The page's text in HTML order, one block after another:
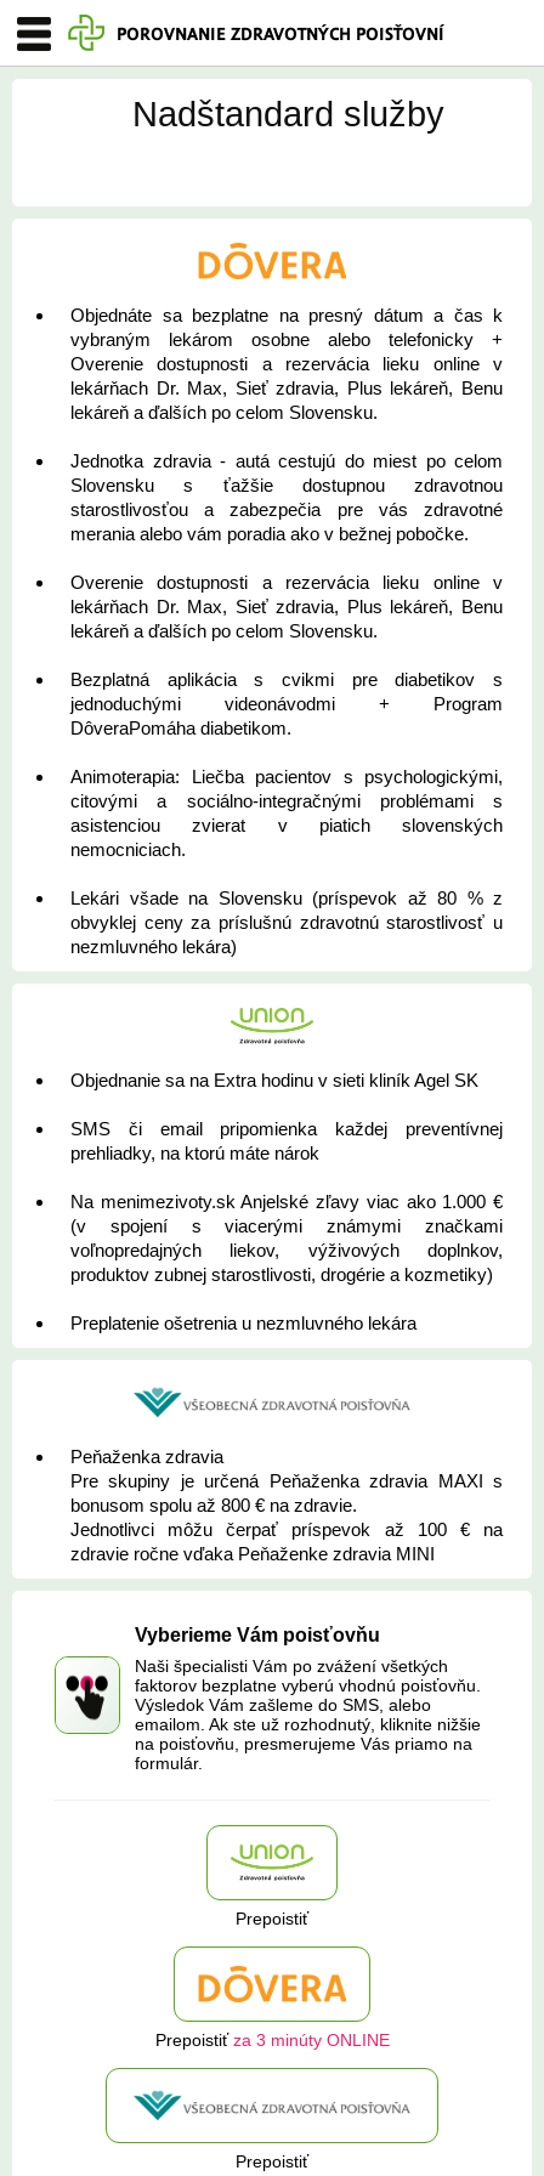
POROVNANIE ZDRAVOTNÝCH POISŤOVNÍ
Nadštandard služby
Objednáte sa bezplatne na presný dátum a čas k
vybraným lekárom osobne alebo telefonicky +
Overenie dostupnosti a rezervácia lieku online v
lekárňach Dr. Max, Sieť zdravia, Plus lekáreň, Benu
lekáreň a ďalších po celom Slovensku.
Jednotka zdravia - autá cestujú do miest po celom
Slovensku s ťažšie dostupnou zdravotnou
starostlivosťou a zabezpečia pre vás zdravotné
merania alebo vám poradia ako v bežnej pobočke.
Overenie dostupnosti a rezervácia lieku online v
lekárňach Dr. Max, Sieť zdravia, Plus lekáreň, Benu
lekáreň a ďalších po celom Slovensku.
Bezplatná aplikácia s cvikmi pre diabetikov s
jednoduchými videonávodmi + Program
DôveraPomáha diabetikom.
Animoterapia: Liečba pacientov s psychologickými,
citovými a sociálno-integračnými problémami s
asistenciou zvierat v piatich slovenských
nemocniciach.
Lekári všade na Slovensku (príspevok až 80 % z
obvyklej ceny za príslušnú zdravotnú starostlivosť u
nezmluvného lekára)
Objednanie sa na Extra hodinu v sieti kliník Agel SK
SMS či email pripomienka každej preventívnej
prehliadky, na ktorú máte nárok
Na menimezivoty.sk Anjelské zľavy viac ako 1.000 €
(v spojení s viacerými známymi značkami
voľnopredajných liekov, výživových doplnkov,
produktov zubnej starostlivosti, drogérie a kozmetiky)
Preplatenie ošetrenia u nezmluvného lekára
Peňaženka zdravia
Pre skupiny je určená Peňaženka zdravia MAXI s
bonusom spolu až 800 € na zdravie.
Jednotlivci môžu čerpať príspevok až 100 € na
zdravie ročne vďaka Peňaženke zdravia MINI
Vyberieme Vám poisťovňu
Naši špecialisti Vám po zvážení všetkých
faktorov bezplatne vyberú vhodnú poisťovňu.
Výsledok Vám zašleme do SMS, alebo
emailom. Ak ste už rozhodnutý, kliknite nižšie
na poisťovňu, presmerujeme Vás priamo na
formulár.
Prepoistiť
Prepoistiťza 3 minúty ONLINE
Prepoistiť